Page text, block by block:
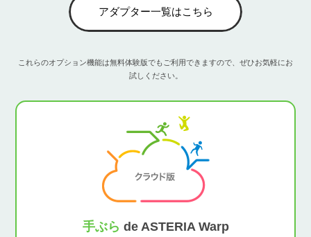
アダプター一覧はこちら
これらのオプション機能は無料体験版でもご利用できますので、ぜひお気軽にお
試しください。
手ぶら de ASTERIA Warp